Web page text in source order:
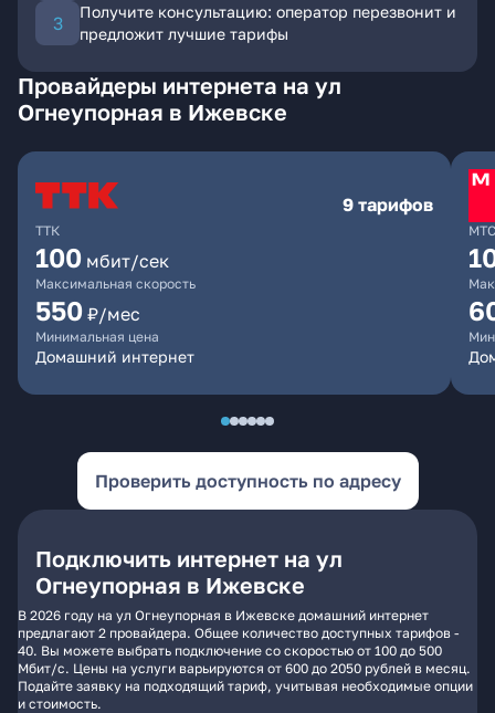
Получите консультацию: оператор перезвонит и
предложит лучшие тарифы
Провайдеры интернета на ул
Огнеупорная в Ижевске
ТТК
9 тарифов
100 мбит/сек
Максимальная скорость
550 ₽/мес
Минимальная цена
Домашний интернет
МТС
Проверить доступность по адресу
Подключить интернет на ул
Огнеупорная в Ижевске
В 2026 году на ул Огнеупорная в Ижевске домашний интернет
предлагают 2 провайдера. Общее количество доступных тарифов -
40. Вы можете выбрать подключение со скоростью от 100 до 500
Мбит/с. Цены на услуги варьируются от 600 до 2050 рублей в месяц.
Подайте заявку на подходящий тариф, учитывая необходимые опции
и стоимость.